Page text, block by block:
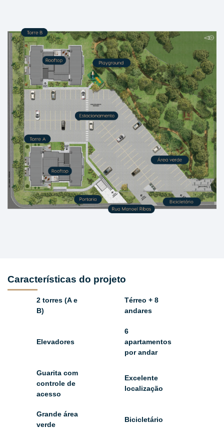
Características do projeto
2 torres (A e
B)
Térreo + 8
andares
Elevadores
6
apartamentos
por andar
Guarita com
controle de
acesso
Excelente
localização
Grande área
verde
Bicicletário